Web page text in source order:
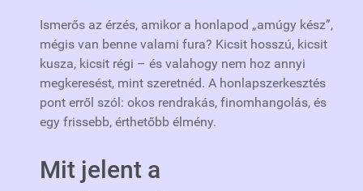
Ismerős az érzés, amikor a honlapod „amúgy kész”,
mégis van benne valami fura? Kicsit hosszú, kicsit
kusza, kicsit régi – és valahogy nem hoz annyi
megkeresést, mint szeretnéd. A honlapszerkesztés
pont erről szól: okos rendrakás, finomhangolás, és
egy frissebb, érthetőbb élmény.
Mit jelent a